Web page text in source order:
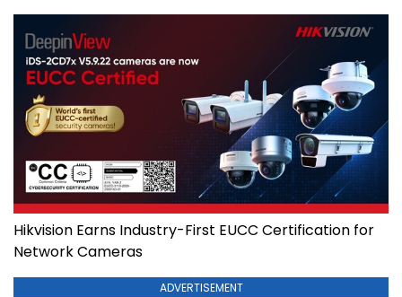
Hikvision Earns Industry-First EUCC Certification for
Network Cameras
ADVERTISEMENT